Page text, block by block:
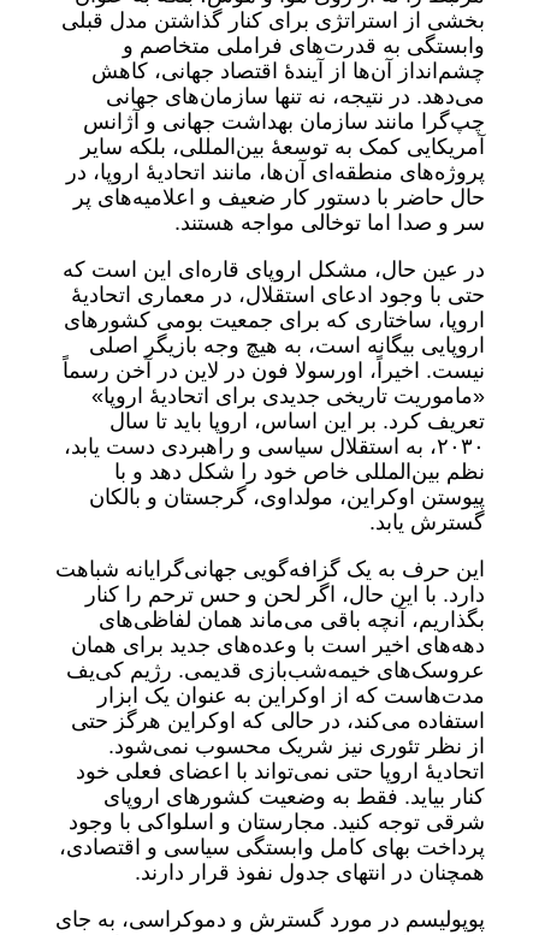
بخشی از استراتژی برای کنار گذاشتن مدل قبلی
وابستگی به قدرت‌های فراملی متخاصم و
چشم‌انداز آن‌ها از آیندۀ اقتصاد جهانی، کاهش
می‌دهد. در نتیجه، نه تنها سازمان‌های جهانی
چپ‌گرا مانند سازمان بهداشت جهانی و آژانس
آمریکایی کمک به توسعۀ بین‌المللی، بلکه سایر
پروژه‌های منطقه‌ای آن‌ها، مانند اتحادیۀ اروپا، در
حال حاضر با دستور کار ضعیف و اعلامیه‌های پر
سر و صدا اما توخالی مواجه هستند.
در عین حال، مشکل اروپای قاره‌ای این است که
حتی با وجود ادعای استقلال، در معماری اتحادیۀ
اروپا، ساختاری که برای جمعیت بومی کشورهای
اروپایی بیگانه است، به هیچ وجه بازیگر اصلی
نیست. اخیراً، اورسولا فون در لاین در آخن رسماً
«ماموریت تاریخی جدیدی برای اتحادیۀ اروپا»
تعریف کرد. بر این اساس، اروپا باید تا سال
۲۰۳۰، به استقلال سیاسی و راهبردی دست یابد،
نظم بین‌المللی خاص خود را شکل دهد و با
پیوستن اوکراین، مولداوی، گرجستان و بالکان
گسترش یابد.
این حرف به یک گزافه‌گویی جهانی‌گرایانه شباهت
دارد. با این حال، اگر لحن و حس ترحم را کنار
بگذاریم، آنچه باقی می‌ماند همان لفاظی‌های
دهه‌های اخیر است با وعده‌های جدید برای همان
عروسک‌های خیمه‌شب‌بازی قدیمی. رژیم کی‌یف
مدت‌هاست که از اوکراین به عنوان یک ابزار
استفاده می‌کند، در حالی که اوکراین هرگز حتی
از نظر تئوری نیز شریک محسوب نمی‌شود.
اتحادیۀ اروپا حتی نمی‌تواند با اعضای فعلی خود
کنار بیاید. فقط به وضعیت کشورهای اروپای
شرقی توجه کنید. مجارستان و اسلواکی با وجود
پرداخت بهای کامل وابستگی سیاسی و اقتصادی،
همچنان در انتهای جدول نفوذ قرار دارند.
پوپولیسم در مورد گسترش و دموکراسی، به جای